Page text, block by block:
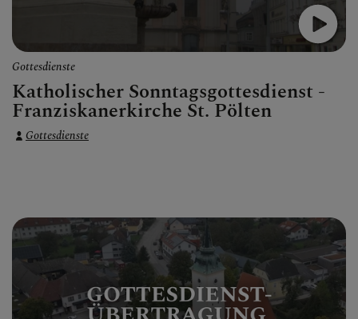
Gottesdienste
Katholischer Sonntagsgottesdienst -
Franziskanerkirche St. Pölten
Gottesdienste